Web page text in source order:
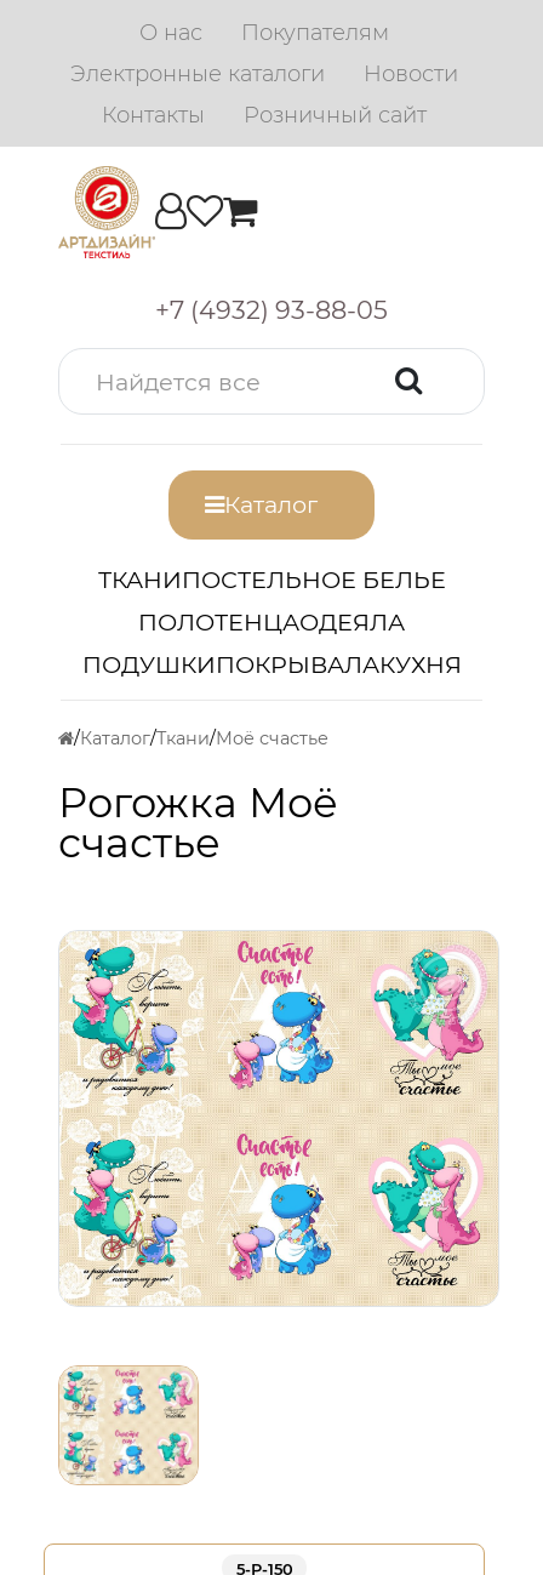
О нас
Покупателям
Электронные каталоги
Новости
Контакты
Розничный сайт
+7 (4932) 93-88-05
Каталог
ТКАНИПОСТЕЛЬНОЕ БЕЛЬЕ
ПОЛОТЕНЦАОДЕЯЛА
ПОДУШКИПОКРЫВАЛАКУХНЯ
Каталог Ткани Моё счастье
Рогожка Моё
счастье
5-Р-150